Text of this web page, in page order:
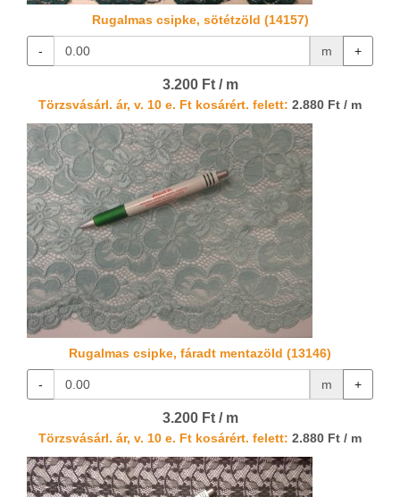
Rugalmas csipke, sötétzöld (14157)
- m +
3.200 Ft / m
Törzsvásárl. ár, v. 10 e. Ft kosárért. felett: 2.880 Ft / m
Rugalmas csipke, fáradt mentazöld (13146)
- m +
3.200 Ft / m
Törzsvásárl. ár, v. 10 e. Ft kosárért. felett: 2.880 Ft / m